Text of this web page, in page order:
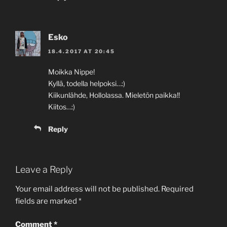
Esko
18.4.2017 AT 20:45
Moikka Nippe!
Kyllä, todella helpoksi…:)
Kiikunlähde, Hollolassa. Mieletön paikka!!
Kiitos…:)
Reply
Leave a Reply
Your email address will not be published. Required
fields are marked *
Comment*